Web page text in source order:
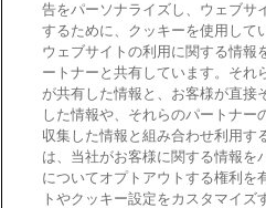
オークネットのその他のサービス
バイク関連サービス
中古バイクを探すならバイクの窓口
レンタルバイクに乗るならモトオーク
ブランド関連サービス
ブランド品の買取はギャラリーレア
告をパーソナライズし、ウェブサ
するために、クッキーを使用して
ウェブサイトの利用に関する情報
ートナーと共有しています。それ
が共有した情報と、お客様が直接
した情報や、それらのパートナー
収集した情報と組み合わせ利用す
は、当社がお客様に関する情報を
についてオプトアウトする権利を
トやクッキー設定をカスタマイズ